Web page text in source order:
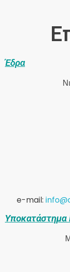
Έδρα
e-mail:
Υποκατάστημα